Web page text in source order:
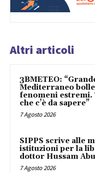
Altri articoli
3BMETEO:
Mediterraneo
fenomeni estremi.
che c’è da sapere”
7 Agosto 2026
SIPPS scrive alle
istituzioni per la
dottor Hussam
7 Agosto 2026